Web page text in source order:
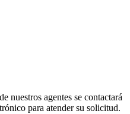
nuestros agentes se contactará
para atender su solicitud.